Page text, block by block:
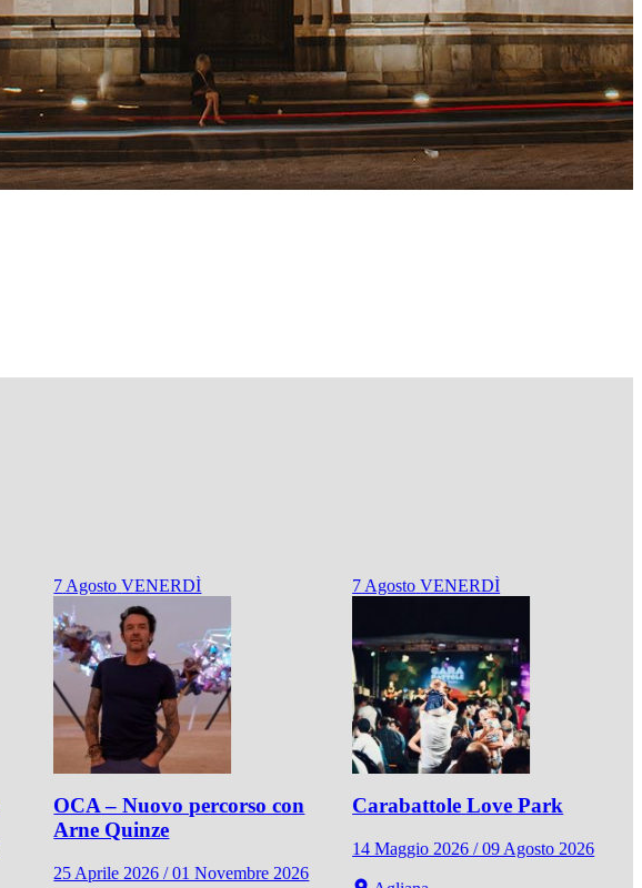
7 Agosto VENERDÌ
OCA – Nuovo percorso con
Arne Quinze
25 Aprile 2026 / 01 Novembre 2026
7 Agosto VENERDÌ
Carabattole Love Park
14 Maggio 2026 / 09 Agosto 2026